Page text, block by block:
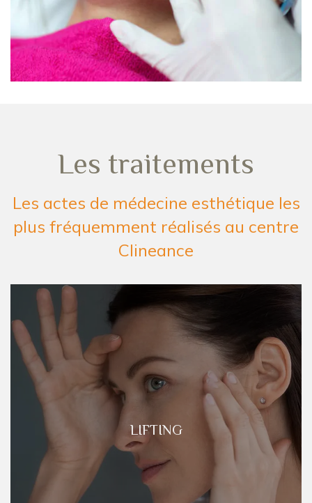
Les traitements
Les actes de médecine esthétique les
plus fréquemment réalisés au centre
Clineance
LIFTING